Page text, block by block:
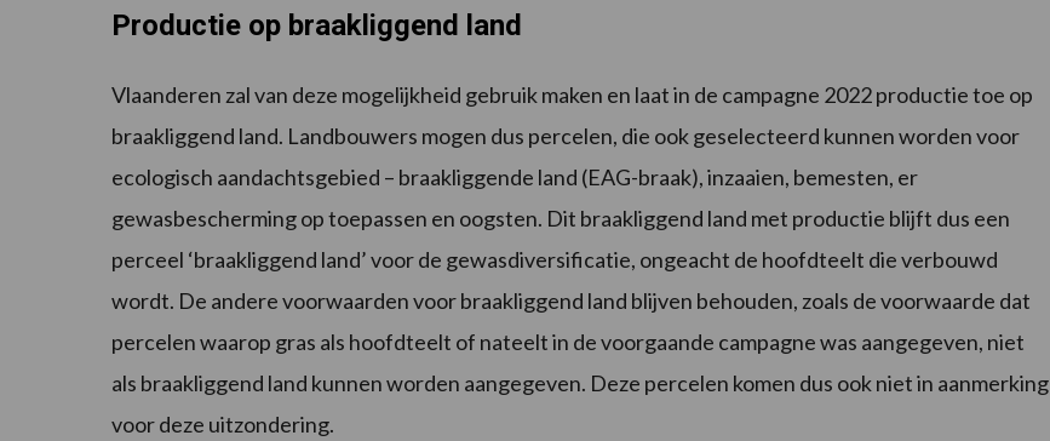
Productie op braakliggend land
Vlaanderen zal van deze mogelijkheid gebruik maken en laat in de campagne 2022 productie toe op
braakliggend land. Landbouwers mogen dus percelen, die ook geselecteerd kunnen worden voor
ecologisch aandachtsgebied – braakliggende land (EAG-braak), inzaaien, bemesten, er
gewasbescherming op toepassen en oogsten. Dit braakliggend land met productie blijft dus een
perceel ‘braakliggend land’ voor de gewasdiversificatie, ongeacht de hoofdteelt die verbouwd
wordt. De andere voorwaarden voor braakliggend land blijven behouden, zoals de voorwaarde dat
percelen waarop gras als hoofdteelt of nateelt in de voorgaande campagne was aangegeven, niet
als braakliggend land kunnen worden aangegeven. Deze percelen komen dus ook niet in aanmerking
voor deze uitzondering.